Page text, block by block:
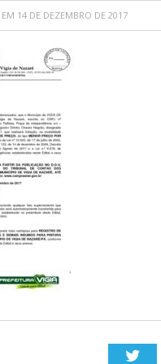
EM 14 DE DEZEMBRO DE 2017